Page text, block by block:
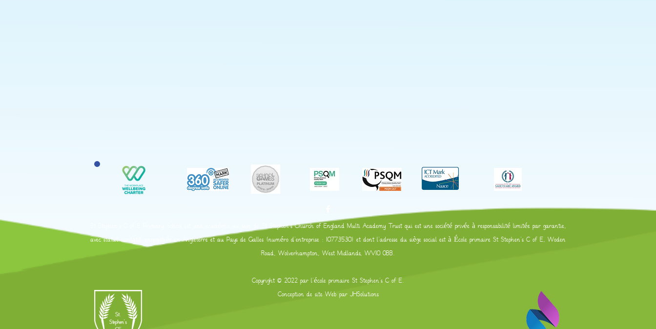
St Stephen's C of E Primary School est une académie au sein de St Stephen's Church of England Multi Academy Trust qui est une société privée à responsabilité limitée par garantie,
avec statut caritatif, enregistrée en Angleterre et au Pays de Galles (numéro d'entreprise : 10773530) et dont l'adresse du siège social est à École primaire St Stephen's C of E, Woden
Road, Wolverhampton, West Midlands, WV10 0BB.
Copyright © 2022 par l'école primaire St Stephen's C of E.
Conception de site Web par JHSolutions